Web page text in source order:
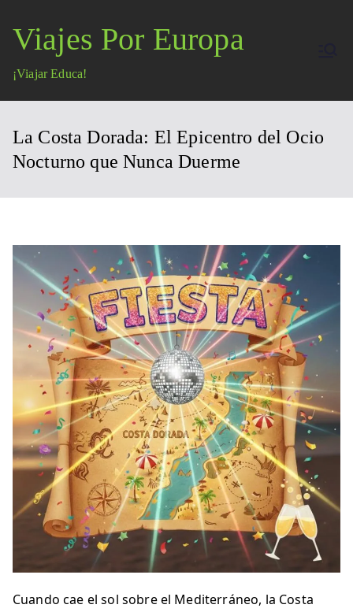
contenido
Viajes Por Europa
¡Viajar Educa!
La Costa Dorada: El Epicentro del Ocio
Nocturno que Nunca Duerme
Cuando cae el sol sobre el Mediterráneo, la Costa